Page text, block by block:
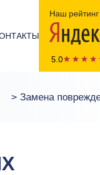
Наш рейтинг
5.0
> Замена